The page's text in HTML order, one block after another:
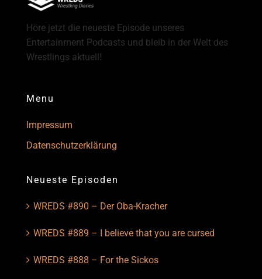
Höre jetzt die neueste Episode unseres
Entertainment Podcasts und bleib in der Welt des
Wrestlings aktuell!
Menu
Impressum
Datenschutzerklärung
Neueste Episoden
WREDS #890 – Der Oba-Kracher
WREDS #889 – I believe that you are cursed
WREDS #888 – For the Sickos